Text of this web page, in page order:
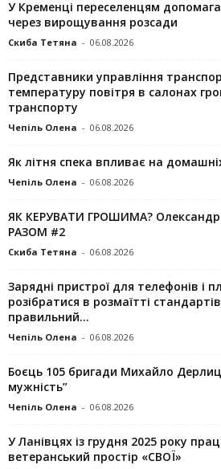
У Кременці переселенцям
через вирощування розсади
Скиба Тетяна - 06.08.2026
Представники управління
температуру повітря в салонах
транспорту
Чепіль Олена - 06.08.2026
Як літня спека впливає на
Чепіль Олена - 06.08.2026
ЯК КЕРУВАТИ ГРОШИМА?
РАЗОМ #2
Скиба Тетяна - 06.08.2026
Зарядні пристрої для телефонів і
розібратися в розмаїтті
правильний...
Чепіль Олена - 06.08.2026
Боєць 105 бригади Михайло
мужність”
Чепіль Олена - 06.08.2026
У Ланівцях із грудня 2025 року
ветеранський простір «СВОЇ»